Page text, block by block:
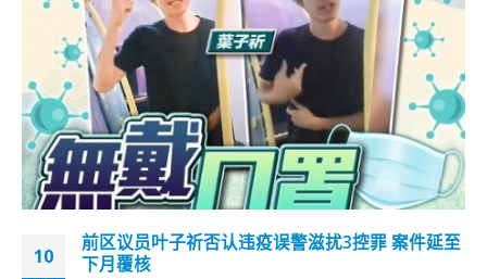
10
前区议员叶子祈否认违疫误警滋扰3控罪 案件延至
下月覆核